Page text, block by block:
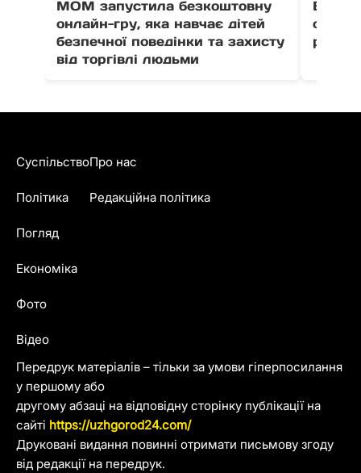
МОМ запустила безкоштовну
онлайн-гру, яка навчає дітей
безпечної поведінки та захисту
від торгівлі людьми
Передрук матеріалів – тільки за умови гіперпосилання
у першому або
другому абзаці на відповідну сторінку публікації на
сайті https://uzhgorod24.com/
Друковані видання повинні отримати письмову згоду
від редакції на передрук.
Суспільство
Політика
Погляд
Економіка
Фото
Відео
Про нас
Редакційна політика